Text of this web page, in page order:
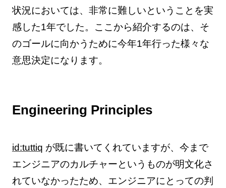
状況においては、非常に難しいということを実
感した1年でした。ここから紹介するのは、そ
のゴールに向かうために今年1年行った様々な
意思決定になります。
Engineering Principles
id:tuttiq が既に書いてくれていますが、今まで
エンジニアのカルチャーというものが明文化さ
れていなかったため、エンジニアにとっての判